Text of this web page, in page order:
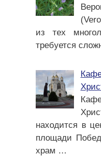
из тех
требуется
находится в
площади
храм …